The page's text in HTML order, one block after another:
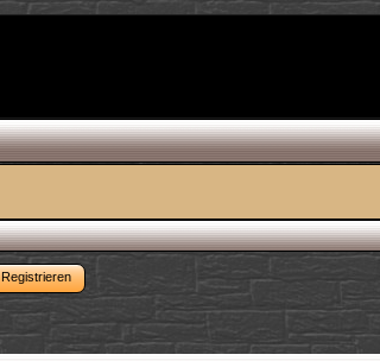
Registrieren